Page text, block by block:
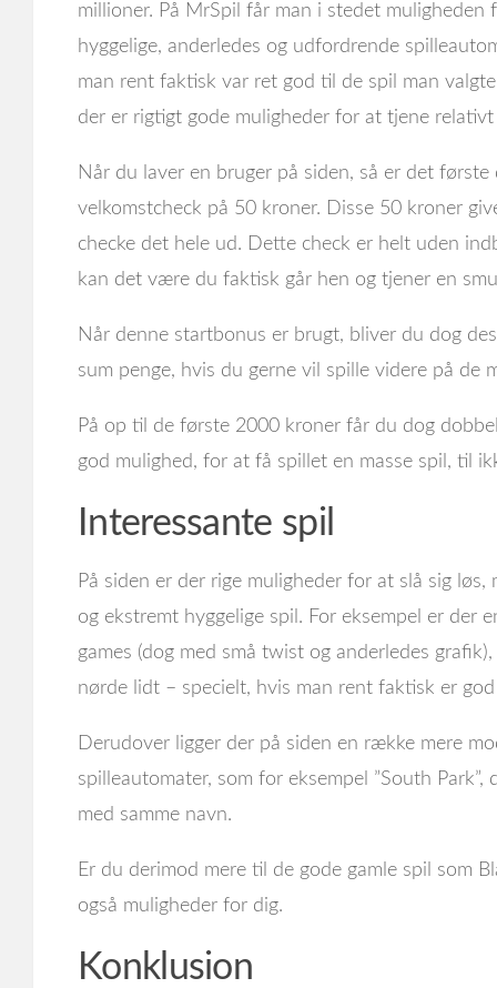
millioner. På MrSpil får man i stedet
hyggelige, anderledes og udfordrende
man rent faktisk var ret god til de spil man
der er rigtigt gode muligheder for at tjene
Når du laver en bruger på siden, så er det første
velkomstcheck på 50 kroner. Disse 50 kroner
checke det hele ud. Dette check er helt uden
kan det være du faktisk går hen og tjener en
Når denne startbonus er brugt, bliver du dog
sum penge, hvis du gerne vil spille videre på de
På op til de første 2000 kroner får du dog
god mulighed, for at få spillet en masse spil, til
Interessante spil
På siden er der rige muligheder for at slå sig
og ekstremt hyggelige spil. For eksempel er der
games (dog med små twist og anderledes
nørde lidt – specielt, hvis man rent faktisk er
Derudover ligger der på siden en række mere
spilleautomater, som for eksempel ”South
med samme navn.
Er du derimod mere til de gode gamle spil som
også muligheder for dig.
Konklusion